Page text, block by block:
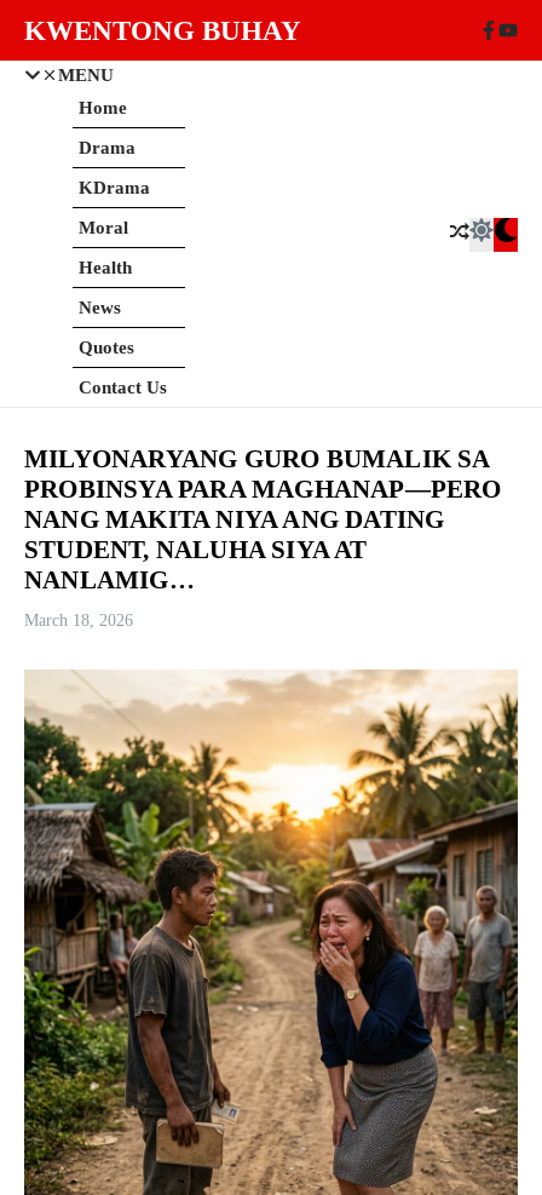
KWENTONG BUHAY
MENU
Home
Drama
KDrama
Moral
Health
News
Quotes
Contact Us
MILYONARYANG GURO BUMALIK SA
PROBINSYA PARA MAGHANAP—PERO
NANG MAKITA NIYA ANG DATING
STUDENT, NALUHA SIYA AT
NANLAMIG…
March 18, 2026